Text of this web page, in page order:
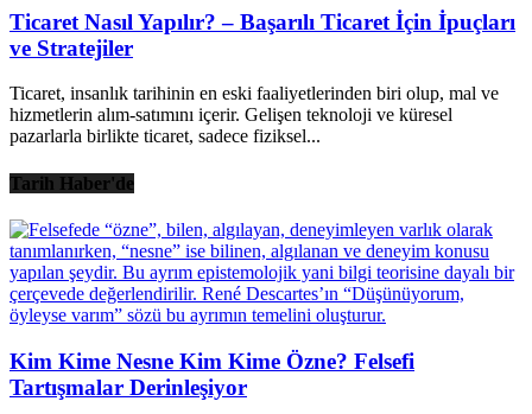
Ticaret Nasıl Yapılır? – Başarılı Ticaret İçin İpuçları
ve Stratejiler
Ticaret, insanlık tarihinin en eski faaliyetlerinden biri olup, mal ve
hizmetlerin alım-satımını içerir. Gelişen teknoloji ve küresel
pazarlarla birlikte ticaret, sadece fiziksel...
Tarih Haber'de
Kim Kime Nesne Kim Kime Özne? Felsefi
Tartışmalar Derinleşiyor